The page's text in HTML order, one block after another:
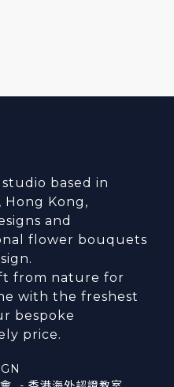
based in
Hong Kong,
and
flower bouquets
from nature for
with the freshest
bespoke
price.